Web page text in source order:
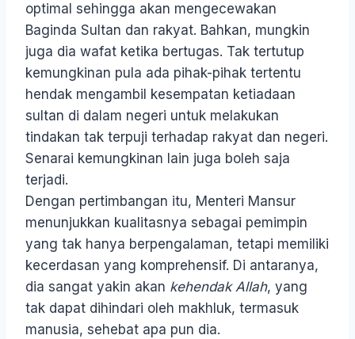
optimal sehingga akan mengecewakan
Baginda Sultan dan rakyat. Bahkan, mungkin
juga dia wafat ketika bertugas. Tak tertutup
kemungkinan pula ada pihak-pihak tertentu
hendak mengambil kesempatan ketiadaan
sultan di dalam negeri untuk melakukan
tindakan tak terpuji terhadap rakyat dan negeri.
Senarai kemungkinan lain juga boleh saja
terjadi.
Dengan pertimbangan itu, Menteri Mansur
menunjukkan kualitasnya sebagai pemimpin
yang tak hanya berpengalaman, tetapi memiliki
kecerdasan yang komprehensif. Di antaranya,
dia sangat yakin akan kehendak Allah, yang
tak dapat dihindari oleh makhluk, termasuk
manusia, sehebat apa pun dia.